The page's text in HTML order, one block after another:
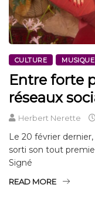
CULTURE MUSIQUE
Entre forte
réseaux
Herbert Nerette
Le 20 février
sorti son tout
Signé
READ MORE